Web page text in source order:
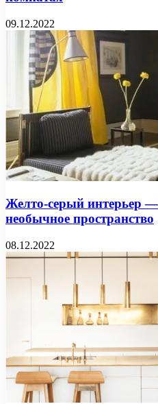
09.12.2022
Желто-серый интерьер —
необычное пространство
08.12.2022